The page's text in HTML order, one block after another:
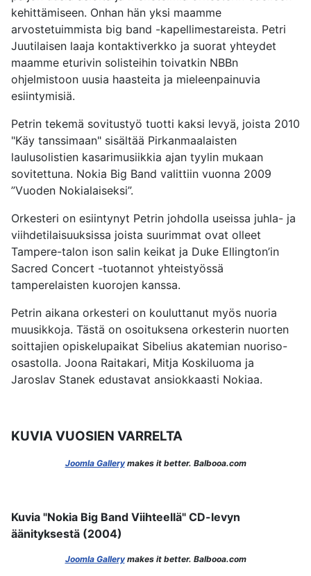
kehittämiseen. Onhan hän yksi maamme
arvostetuimmista big band -kapellimestareista. Petri
Juutilaisen laaja kontaktiverkko ja suorat yhteydet
maamme eturivin solisteihin toivatkin NBBn
ohjelmistoon uusia haasteita ja mieleenpainuvia
esiintymisiä.
Petrin tekemä sovitustyö tuotti kaksi levyä, joista 2010
"Käy tanssimaan" sisältää Pirkanmaalaisten
laulusolistien kasarimusiikkia ajan tyylin mukaan
sovitettuna. Nokia Big Band valittiin vuonna 2009
”Vuoden Nokialaiseksi”.
Orkesteri on esiintynyt Petrin johdolla useissa juhla- ja
viihdetilaisuuksissa joista suurimmat ovat olleet
Tampere-talon ison salin keikat ja Duke Ellington’in
Sacred Concert -tuotannot yhteistyössä
tamperelaisten kuorojen kanssa.
Petrin aikana orkesteri on kouluttanut myös nuoria
muusikkoja. Tästä on osoituksena orkesterin nuorten
soittajien opiskelupaikat Sibelius akatemian nuoriso-
osastolla. Joona Raitakari, Mitja Koskiluoma ja
Jaroslav Stanek edustavat ansiokkaasti Nokiaa.
KUVIA VUOSIEN VARRELTA
Joomla Gallerymakes it better. Balbooa.com
Kuvia "Nokia Big Band Viihteellä" CD-levyn
äänityksestä (2004)
Joomla Gallerymakes it better. Balbooa.com